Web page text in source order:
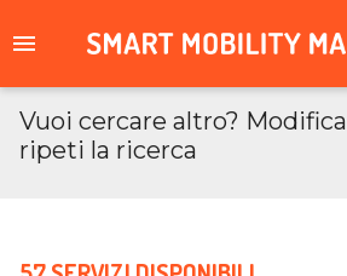
Vuoi cercare altro?
ripeti la ricerca